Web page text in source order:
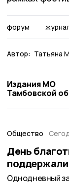
форум
Автор: Татьяна
Издания МО
Тамбовской
Общество
День
Однодневный